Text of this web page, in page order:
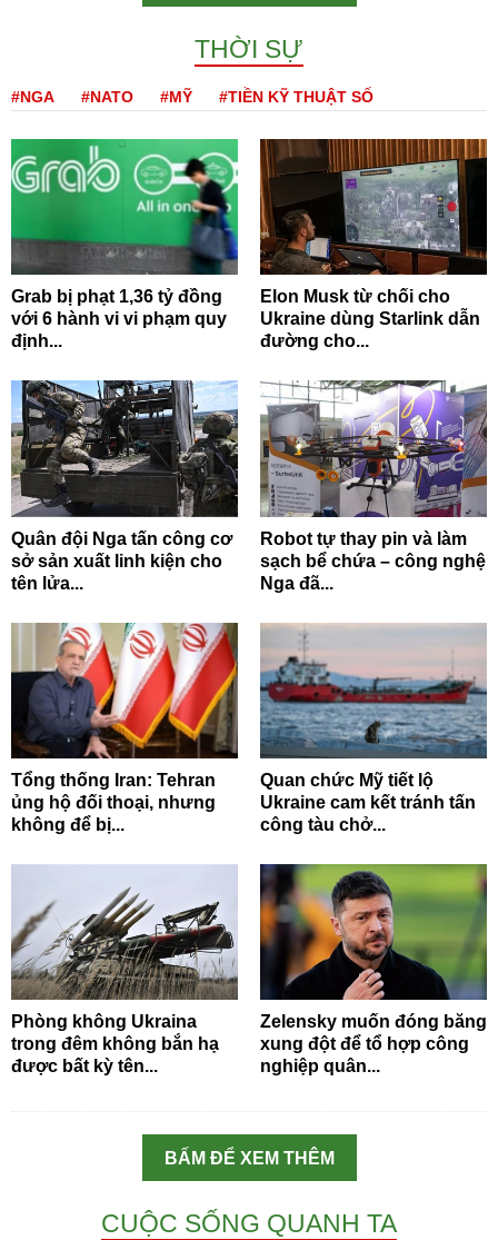
THỜI SỰ
#NGA #NATO #MỸ #TIỀN KỸ THUẬT SỐ
Grab bị phạt 1,36 tỷ đồng
với 6 hành vi vi phạm quy
định...
Elon Musk từ chối cho
Ukraine dùng Starlink dẫn
đường cho...
Quân đội Nga tấn công cơ
sở sản xuất linh kiện cho
tên lửa...
Robot tự thay pin và làm
sạch bể chứa – công nghệ
Nga đã...
Tổng thống Iran: Tehran
ủng hộ đối thoại, nhưng
không để bị...
Quan chức Mỹ tiết lộ
Ukraine cam kết tránh tấn
công tàu chở...
Phòng không Ukraina
trong đêm không bắn hạ
được bất kỳ tên...
Zelensky muốn đóng băng
xung đột để tổ hợp công
nghiệp quân...
BẤM ĐỂ XEM THÊM
CUỘC SỐNG QUANH TA